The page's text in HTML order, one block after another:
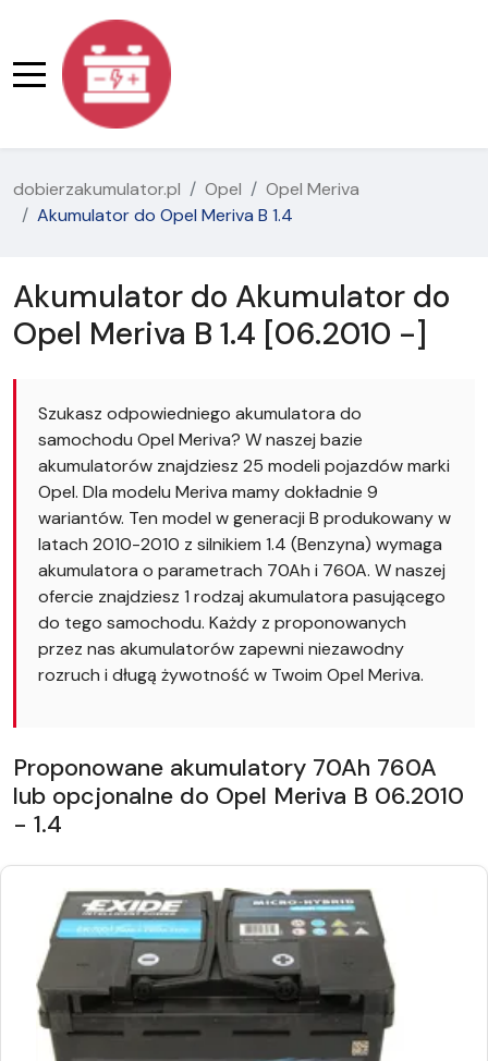
dobierzakumulator.pl Opel
Opel Meriva
Akumulator do Opel Meriva B 1.4
Akumulator do Akumulator do
Opel Meriva B 1.4 [06.2010 -]
Szukasz odpowiedniego akumulatora do
samochodu Opel Meriva? W naszej bazie
akumulatorów znajdziesz 25 modeli pojazdów marki
Opel. Dla modelu Meriva mamy dokładnie 9
wariantów. Ten model w generacji B produkowany w
latach 2010-2010 z silnikiem 1.4 (Benzyna) wymaga
akumulatora o parametrach 70Ah i 760A. W naszej
ofercie znajdziesz 1 rodzaj akumulatora pasującego
do tego samochodu. Każdy z proponowanych
przez nas akumulatorów zapewni niezawodny
rozruch i długą żywotność w Twoim Opel Meriva.
Proponowane akumulatory 70Ah 760A
lub opcjonalne do Opel Meriva B 06.2010
- 1.4